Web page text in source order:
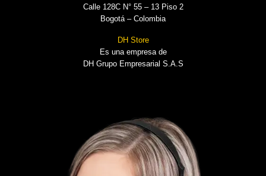
Calle 128C N° 55 – 13 Piso 2
Bogotá – Colombia
DH Store
Es una empresa de
DH Grupo Empresarial S.A.S